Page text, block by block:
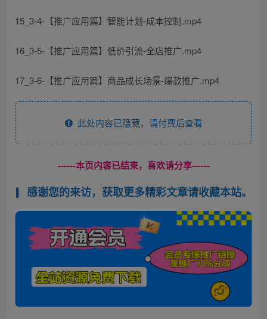
15_3-4-【推广应用篇】智能计划-成本控制.mp4
16_3-5-【推广应用篇】低价引流-全店推广.mp4
17_3-6-【推广应用篇】商品成长场景-爆款推广.mp4
此处内容已隐藏，请付费后查看
------本页内容已结束，喜欢请分享------
感谢您的来访，获取更多精彩文章请收藏本站。